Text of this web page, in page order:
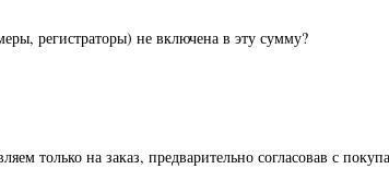
регистраторы) не включена в эту сумму?
только на заказ, предварительно согласовав с